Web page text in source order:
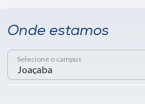
Onde estamos
Selecione o campus